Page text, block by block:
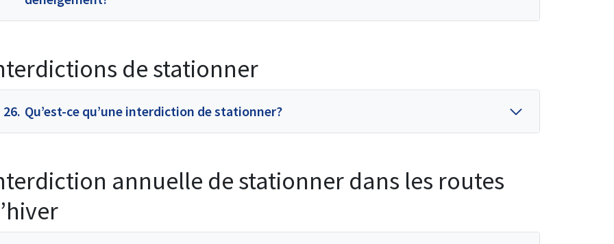
de stationner
26. Qu’est-ce qu’une interdiction de stationner?
annuelle de stationner dans les routes